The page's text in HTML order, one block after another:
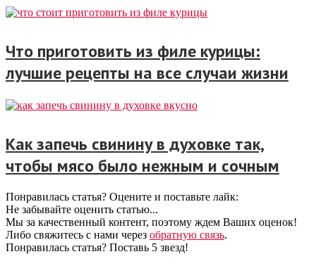
Что приготовить из филе курицы:
лучшие рецепты на все случаи жизни
Как запечь свинину в духовке так,
чтобы мясо было нежным и сочным
Понравилась статья? Оцените и поставьте лайк:
Не забывайте оценить статью...
Мы за качественный контент, поэтому ждем Ваших оценок!
Либо свяжитесь с нами через обратную связь.
Понравилась статья? Поставь 5 звезд!